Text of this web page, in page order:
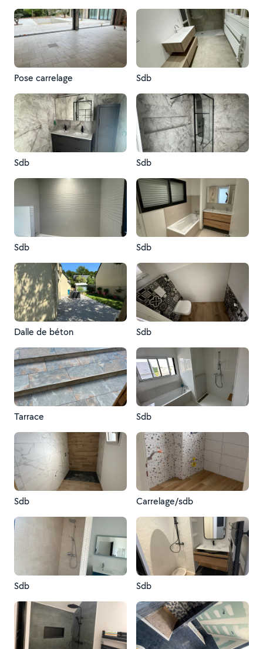
Pose carrelage Sdb
Sdb Sdb
Sdb Sdb
Dalle de béton Sdb
Tarrace Sdb
Sdb Carrelage/sdb
Sdb Sdb